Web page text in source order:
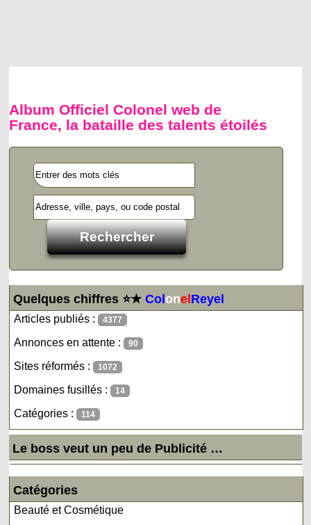
Album Officiel Colonel web de
France, la bataille des talents étoilés
Quelques chiffres ⭐★ColonelReyel
Articles publiés : 4377
Annonces en attente : 90
Sites réformés : 1072
Domaines fusillés : 14
Catégories : 114
Le boss veut un peu de Publicité …
Catégories
Beauté et Cosmétique